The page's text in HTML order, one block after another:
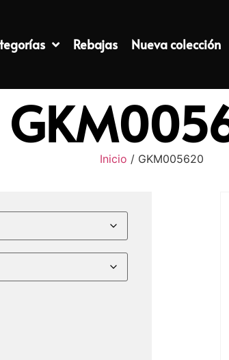
Rebajas Nueva colección
Inicio / GKM005620